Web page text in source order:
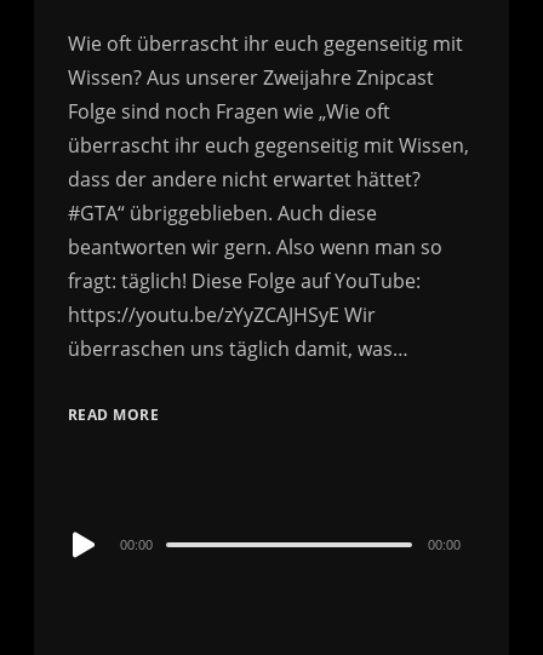
Wie oft überrascht ihr euch gegenseitig mit
Wissen? Aus unserer Zweijahre Znipcast
Folge sind noch Fragen wie „Wie oft
überrascht ihr euch gegenseitig mit Wissen,
dass der andere nicht erwartet hättet?
#GTA“ übriggeblieben. Auch diese
beantworten wir gern. Also wenn man so
fragt: täglich! Diese Folge auf YouTube:
https://youtu.be/zYyZCAJHSyE Wir
überraschen uns täglich damit, was…
READ MORE
Audio
00:00 00:00